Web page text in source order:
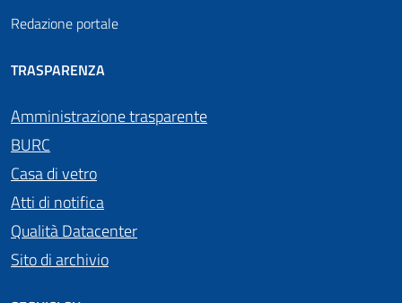
Redazione portale
TRASPARENZA
Amministrazione trasparente
BURC
Casa di vetro
Atti di notifica
Qualità Datacenter
Sito di archivio